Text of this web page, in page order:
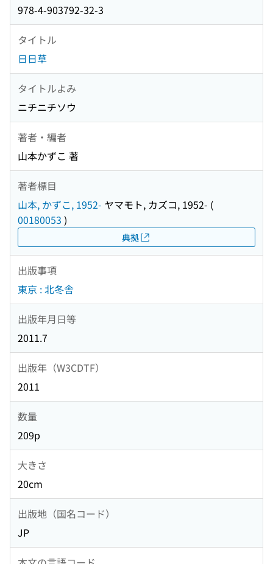
978-4-903792-32-3
タイトル
日日草
タイトルよみ
ニチニチソウ
著者・編者
山本かずこ 著
著者標目
山本, かずこ, 1952- ヤマモト, カズコ, 1952- (
00180053 )
典拠
出版事項
東京 : 北冬舎
出版年月日等
2011.7
出版年（W3CDTF）
2011
数量
209p
大きさ
20cm
出版地（国名コード）
JP